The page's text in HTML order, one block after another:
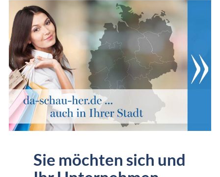
Sie möchten sich und